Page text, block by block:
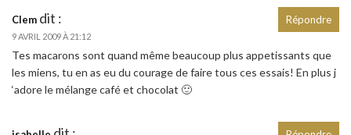
Clem dit :
9 AVRIL 2009 À 21:12
Tes macarons sont quand même beaucoup plus appetissants que
les miens, tu en as eu du courage de faire tous ces essais! En plus j
‘adore le mélange café et chocolat 🙂
Répondre